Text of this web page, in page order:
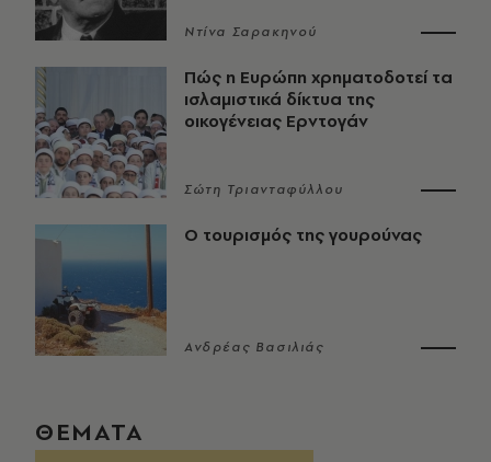
Ντίνα Σαρακηνού
Πώς η Ευρώπη χρηματοδοτεί τα
ισλαμιστικά δίκτυα της
οικογένειας Ερντογάν
Σώτη Τριανταφύλλου
Ο τουρισμός της γουρούνας
Ανδρέας Βασιλιάς
ΘΕΜΑΤΑ